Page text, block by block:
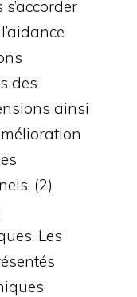
des
ainsi
(2)
Les